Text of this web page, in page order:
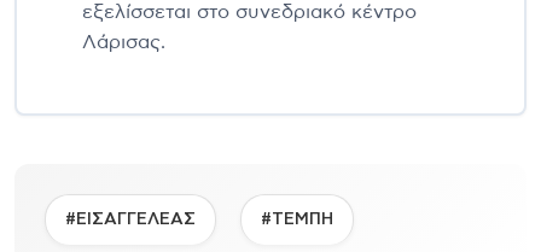
εξελίσσεται στο συνεδριακό κέντρο
Λάρισας.
#ΕΙΣΑΓΓΕΛΕΑΣ #ΤΕΜΠΗ